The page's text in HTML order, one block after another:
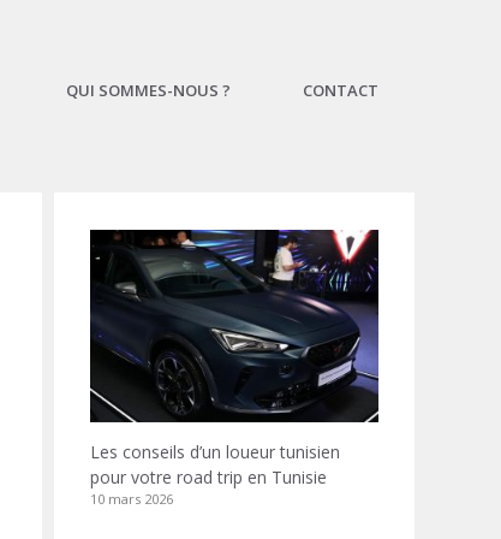
QUI SOMMES-NOUS ? CONTACT
Les conseils d’un loueur tunisien
pour votre road trip en Tunisie
10 mars 2026